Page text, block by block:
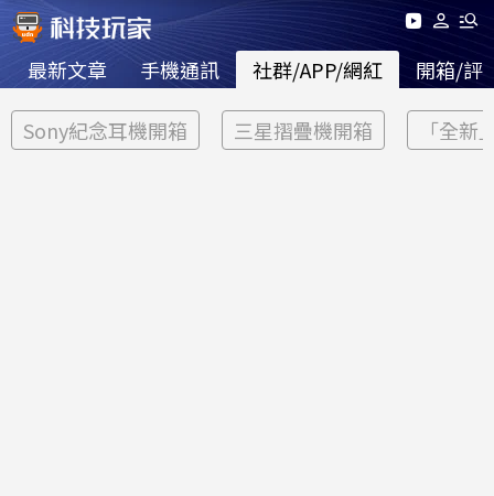
最新文章 手機通訊 社群/APP/網紅 開箱/評
Sony紀念耳機開箱 三星摺疊機開箱 「全新